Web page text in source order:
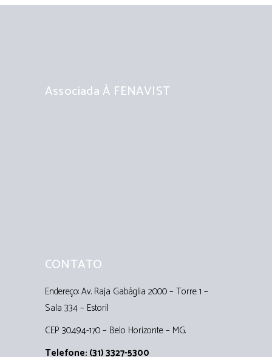
Associada À FENAVIST
CONTATO
Endereço: Av. Raja Gabáglia 2000 – Torre 1 –
Sala 334 – Estoril
CEP 30.494-170 – Belo Horizonte – MG.
Telefone: (31) 3327-5300